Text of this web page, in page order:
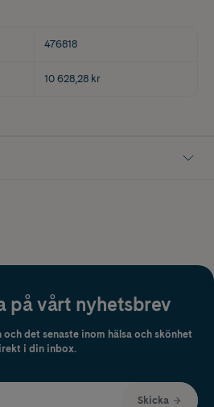
476818
10 628,28 kr
på vårt nyhetsbrev
det senaste inom hälsa och skönhet
i din inbox.
Skicka